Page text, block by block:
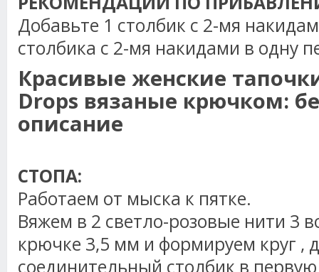
Добавьте 1 столбик с 2-мя
столбика с 2-мя накидами в одну
Красивые женские
Drops вязаные крючком:
описание
СТОПА:
Работаем от мыска к пятке.
Вяжем в 2 светло-розовые нити 3
крючке 3,5 мм и формируем круг ,
соединительный столбик в